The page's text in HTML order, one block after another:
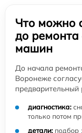
Что можно
до
машин
До начала
Воронеже
предварительный
диагностика:
только потом
детали: подбор